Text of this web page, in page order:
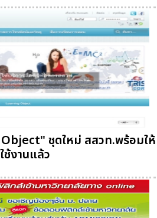
ชุดใหม่ สสวท.พร้อมให้
ใช้งานแล้ว